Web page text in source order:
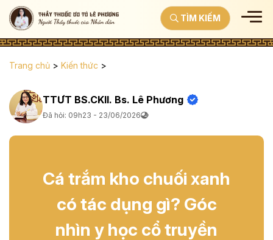
TÌM KIẾM
Trang chủ > Kiến thức >
TTƯT BS.CKII. Bs. Lê Phương
Đã hỏi: 09h23 - 23/06/2026
Cá trắm kho chuối xanh
có tác dụng gì? Góc
nhìn y học cổ truyền